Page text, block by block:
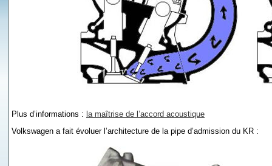
Plus d’informations : la maîtrise de l’accord acoustique
Volkswagen a fait évoluer l’architecture de la pipe d’admission du KR :